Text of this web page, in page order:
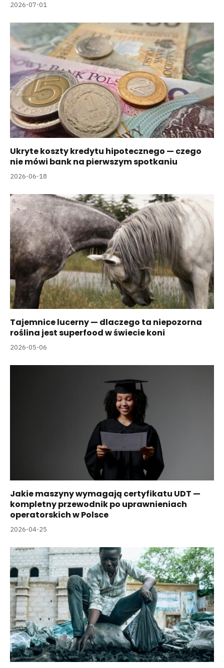
2026-07-01
Ukryte koszty kredytu hipotecznego — czego
nie mówi bank na pierwszym spotkaniu
2026-06-18
Tajemnice lucerny — dlaczego ta niepozorna
roślina jest superfood w świecie koni
2026-05-06
Jakie maszyny wymagają certyfikatu UDT —
kompletny przewodnik po uprawnieniach
operatorskich w Polsce
2026-04-25